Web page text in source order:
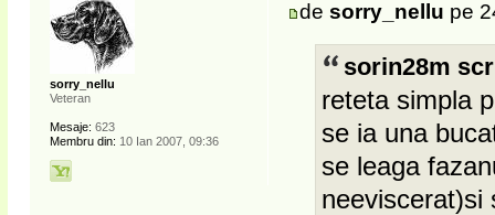
desorry_nellu pe
sorin28m
reteta simpla
se ia una
se leaga
neeviscerat)si
sorry_nellu
Veteran
Mesaje: 623
Membru din: 10 Ian 2007, 09:36